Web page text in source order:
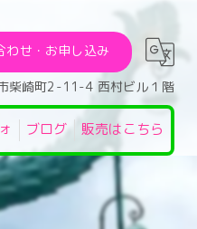
わせ・お申し込み
柴崎町2-11-4 西村ビル１階
ブログ 販売はこちら